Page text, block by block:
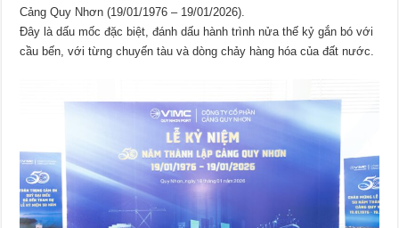
Cảng Quy Nhơn (19/01/1976 – 19/01/2026).
Đây là dấu mốc đặc biệt, đánh dấu hành trình nửa thế kỷ gắn bó với
cầu bến, với từng chuyến tàu và dòng chảy hàng hóa của đất nước.